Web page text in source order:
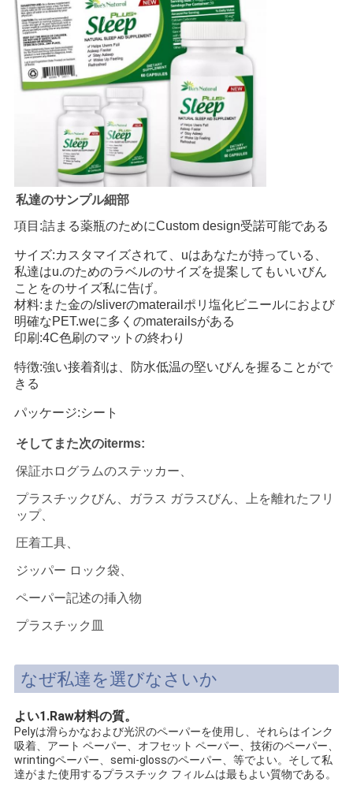
私達のサンプル細部
項目:詰まる薬瓶のためにCustom design受諾可能である
サイズ:カスタマイズされて、uはあなたが持っている、
私達はu.のためのラベルのサイズを提案してもいいびん
ことをのサイズ私に告げ。
材料:また金の/sliverのmaterailポリ塩化ビニールにおよび
明確なPET.weに多くのmaterailsがある
印刷:4C色刷のマットの終わり
特徴:強い接着剤は、防水低温の堅いびんを握ることがで
きる
パッケージ:シート
そしてまた次のiterms:
保証ホログラムのステッカー、
プラスチックびん、ガラス ガラスびん、上を離れたフリ
ップ、
圧着工具、
ジッパー ロック袋、
ペーパー記述の挿入物
プラスチック皿
なぜ私達を選びなさいか
よい1.Raw材料の質。
Pelyは滑らかなおよび光沢のペーパーを使用し、それらはインク
吸着、アート ペーパー、オフセット ペーパー、技術のペーパー、
wrintingペーパー、semi-glossのペーパー、等でよい。そして私
達がまた使用するプラスチック フィルムは最もよい質物である。